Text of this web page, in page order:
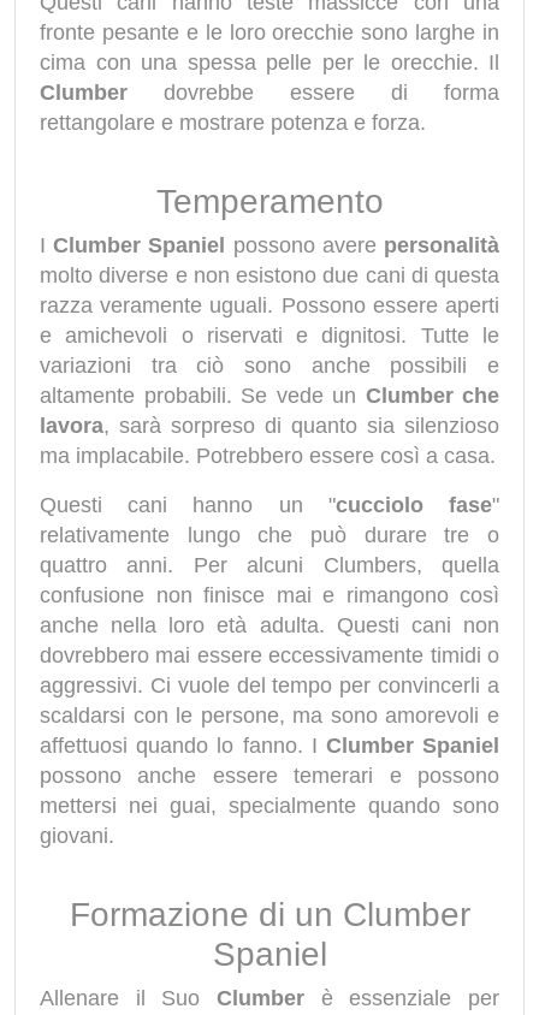
fronte pesante e le loro orecchie sono larghe in
cima con una spessa pelle per le orecchie. Il
Clumber dovrebbe essere di forma
rettangolare e mostrare potenza e forza.
Temperamento
IClumber Spaniel possono avere personalità
molto diverse e non esistono due cani di questa
razza veramente uguali. Possono essere aperti
e amichevoli o riservati e dignitosi. Tutte le
variazioni tra ciò sono anche possibili e
altamente probabili. Se vede un Clumber che
lavora, sarà sorpreso di quanto sia silenzioso
ma implacabile. Potrebbero essere così a casa.
Questi cani hanno un "cucciolo fase"
relativamente lungo che può durare tre o
quattro anni. Per alcuni Clumbers, quella
confusione non finisce mai e rimangono così
anche nella loro età adulta. Questi cani non
dovrebbero mai essere eccessivamente timidi o
aggressivi. Ci vuole del tempo per convincerli a
scaldarsi con le persone, ma sono amorevoli e
affettuosi quando lo fanno. I Clumber Spaniel
possono anche essere temerari e possono
mettersi nei guai, specialmente quando sono
giovani.
Formazione di un Clumber
Spaniel
Allenare il Suo Clumber è essenziale per